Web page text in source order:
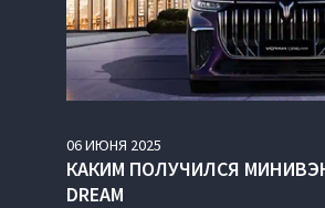
06ИЮНЯ 2025
КАКИМ ПОЛУЧИЛСЯ
DREAM